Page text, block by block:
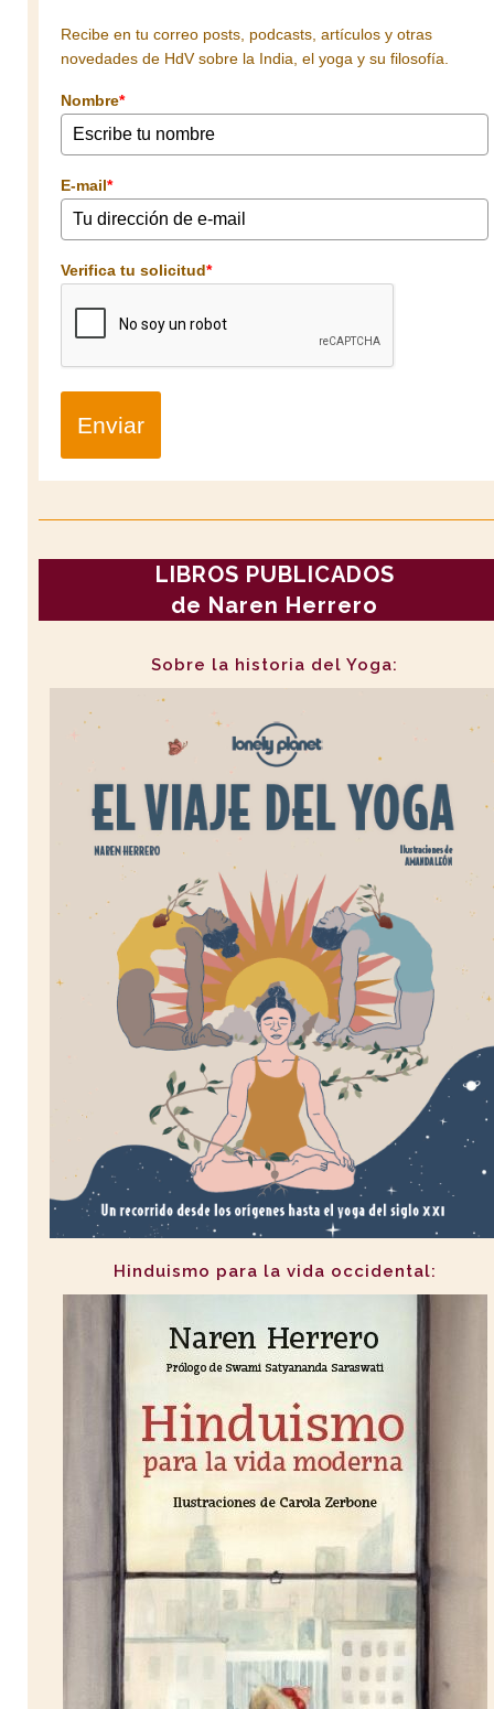
Recibe en tu correo posts, podcasts, artículos y otras
novedades de HdV sobre la India, el yoga y su filosofía.
Nombre*
E-mail*
Verifica tu solicitud*
Enviar
LIBROS PUBLICADOS
de Naren Herrero
Sobre la historia del Yoga:
Hinduismo para la vida occidental: